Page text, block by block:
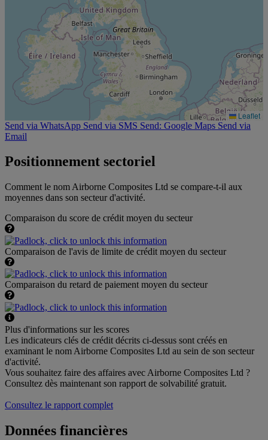
Leaflet
Send via WhatsApp Send via SMS Send: Google Maps Send via
Email
Positionnement sectoriel
Comment le nom Airborne Composites Ltd se compare-t-il aux
moyennes dans son secteur d'activité.
Comparaison du score de crédit moyen du secteur
Comparaison de l'avis de limite de crédit moyen du secteur
Comparaison du retard de paiement moyen du secteur
Plus d'informations sur les scores
Les indicateurs clés de crédit décrits ci-dessus sont créés en
examinant le nom Airborne Composites Ltd au sein de son secteur
d'activité.
Vous souhaitez faire des affaires avec Airborne Composites Ltd ?
Consultez dès maintenant son rapport de solvabilité gratuit.
Consultez le rapport complet
Données financières